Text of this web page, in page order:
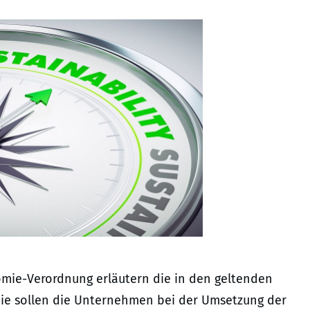
Verordnung erläutern die in den geltenden
sollen die Unternehmen bei der Umsetzung der